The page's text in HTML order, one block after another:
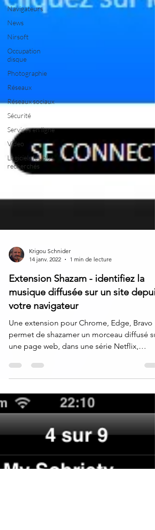
Navigateurs
News
Nirsoft
Occupation
disque
Photographie
Réseaux
Réseaux sociaux
Sécurité
Services en ligne
Video
Logiciels les plus
recherchés
14 janv. 2022
1 min de lecture
Extension Shazam - identifiez la
musique diffusée sur un site depuis
votre navigateur
Une extension pour Chrome, Edge, Bravo
permet de shazamer un morceau diffusé
une page web, dans une série Netflix,